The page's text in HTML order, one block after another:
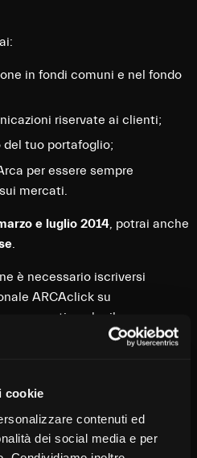
cookie
contenuti ed
dei social media e per
in fondi comuni e nel fondo
riservate ai clienti;
del tuo portafoglio;
per essere sempre
mercati.
e luglio 2014, potrai anche
.
è necessario iscriversi
ARCAclick su
presenti anche il
del concorso.